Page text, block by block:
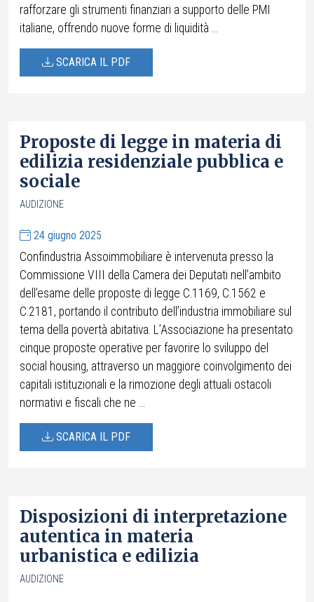
rafforzare gli strumenti finanziari a supporto delle PMI
italiane, offrendo nuove forme di liquidità ...
SCARICA IL PDF
Proposte di legge in materia di
edilizia residenziale pubblica e
sociale
AUDIZIONE
24 giugno 2025
Confindustria Assoimmobiliare è intervenuta presso la
Commissione VIII della Camera dei Deputati nell’ambito
dell’esame delle proposte di legge C.1169, C.1562 e
C.2181, portando il contributo dell’industria immobiliare sul
tema della povertà abitativa. L’Associazione ha presentato
cinque proposte operative per favorire lo sviluppo del
social housing, attraverso un maggiore coinvolgimento dei
capitali istituzionali e la rimozione degli attuali ostacoli
normativi e fiscali che ne ...
SCARICA IL PDF
Disposizioni di interpretazione
autentica in materia
urbanistica e edilizia
AUDIZIONE